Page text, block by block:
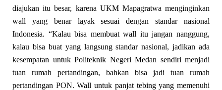
diajukan itu besar, karena UKM Mapagratwa menginginkan
wall yang benar layak sesuai dengan standar nasional
Indonesia. “Kalau bisa membuat wall itu jangan nanggung,
kalau bisa buat yang langsung standar nasional, jadikan ada
kesempatan untuk Politeknik Negeri Medan sendiri menjadi
tuan rumah pertandingan, bahkan bisa jadi tuan rumah
pertandingan PON. Wall untuk panjat tebing yang memenuhi